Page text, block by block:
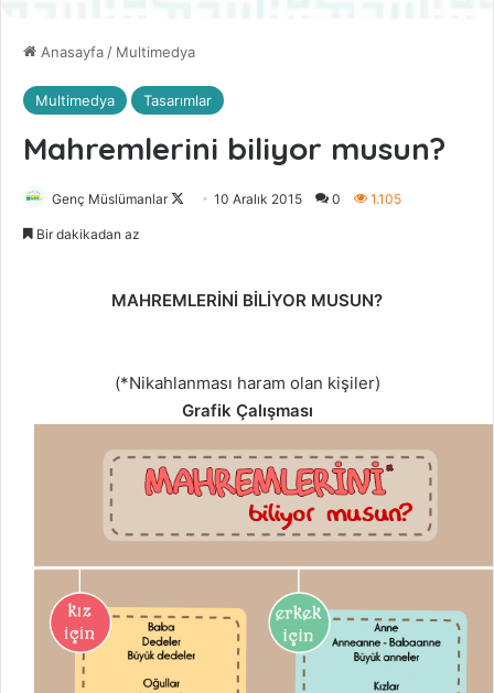
Anasayfa/ Multimedya
Multimedya Tasarımlar
Mahremlerini biliyor musun?
Genç Müslümanlar
o
n
X
10 Aralık 2015 0 1.105
Bir dakikadan az
MAHREMLERİNİ BİLİYOR MUSUN?
(*Nikahlanması haram olan kişiler)
Grafik Çalışması